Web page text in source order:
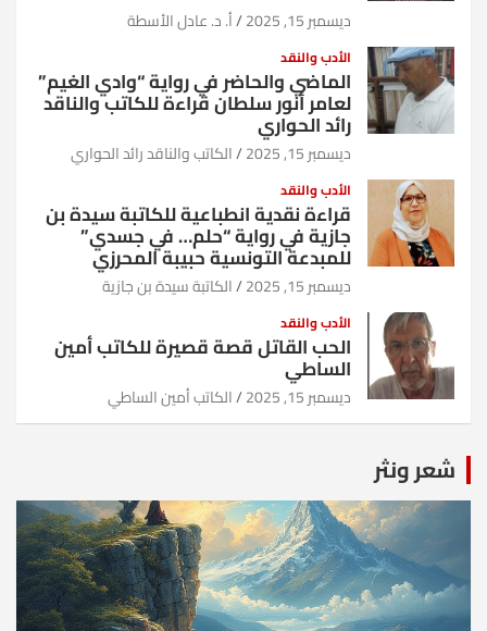
ديسمبر 15, 2025 أ. د. عادل الأسطة
الأدب والنقد
الماضي والحاضر في رواية “وادي الغيم”
لعامر أنور سلطان قراءة للكاتب والناقد
رائد الحواري
ديسمبر 15, 2025 الكاتب والناقد رائد الحواري
الأدب والنقد
قراءة نقدية انطباعية للكاتبة سيدة بن
جازية في رواية “حلم… في جسدي”
للمبدعة التونسية حبيبة المحرزي
ديسمبر 15, 2025 الكاتبة سيدة بن جازية
الأدب والنقد
الحب القاتل قصة قصيرة للكاتب أمين
الساطي
ديسمبر 15, 2025 الكاتب أمين الساطي
شعر ونثر